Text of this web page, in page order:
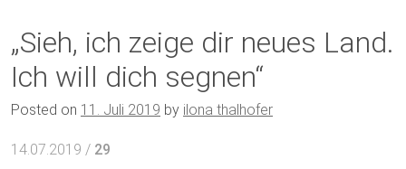
„Sieh, ich zeige dir neues Land.
Ich will dich segnen“
Posted on 11. Juli 2019 by ilona thalhofer
14.07.2019 / 29